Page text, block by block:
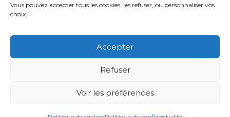
Vous pouvez accepter tous les cookies, les refuser, ou personnaliser vos
choix.
Accepter
Refuser
Voir les préférences
Loisirs et associations
Mentions légales
Accessibilité
Politique de cookies
Commune de Châteaufort